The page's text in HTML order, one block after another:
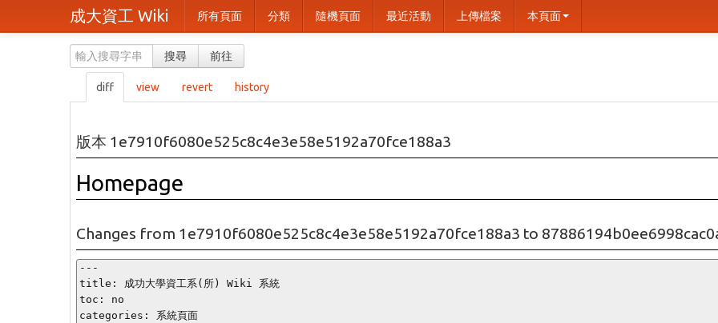
成大資工 Wiki 所有頁面 分類 隨機頁面 最近活動 上傳檔案 本頁面
搜尋 前往
diff view revert history
版本 1e7910f6080e525c8c4e3e58e5192a70fce188a3
Homepage
Changes from 1e7910f6080e525c8c4e3e58e5192a70fce188a3 to
---
title: 成功大學資工系(所) Wiki 系統
toc: no
categories: 系統頁面